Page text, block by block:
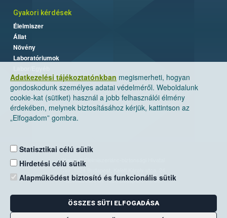
Adatkezelési tájékoztatónkban megismerheti, hogyan
gondoskodunk személyes adatai védelméről. Weboldalunk
cookie-kat (sütiket) használ a jobb felhasználói élmény
érdekében, melynek biztosításához kérjük, kattintson az
„Elfogadom” gombra.
Statisztikai célú sütik
Hirdetési célú sütik
Alapműködést biztosító és funkcionális sütik
ÖSSZES SÜTI ELFOGADÁSA
Gyakori kérdések
Élelmiszer
Állat
Növény
Laboratóriumok
Nemzeti Élelmiszerlánc-biztonsági Hivatal
Levelezési cím: 1525 Budapest. Pf. 30.
E-mail:ugyfelszolgalat@nebih.gov.hu